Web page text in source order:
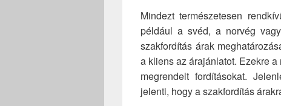
Mindezt természetesen
például a svéd, a norvég
szakfordítás árak
a kliens az árajánlatot. Ezekre
megrendelt fordításokat.
jelenti, hogy a szakfordítás